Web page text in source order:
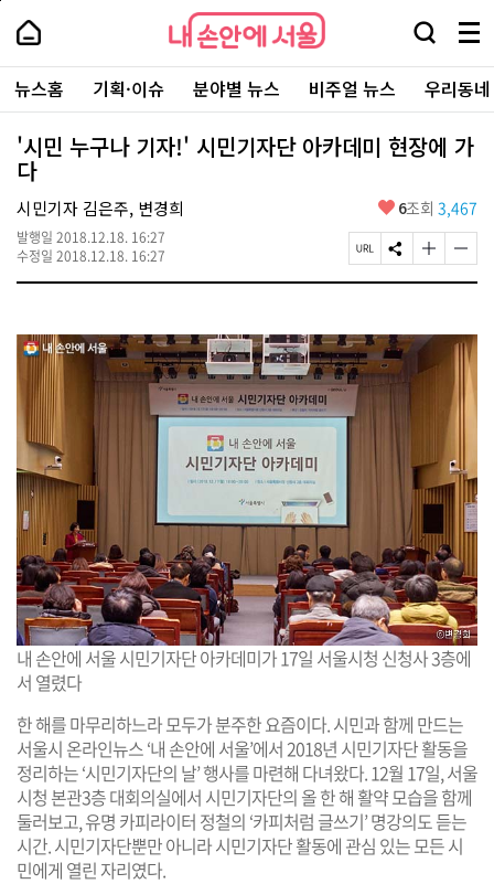
본
로
가
내
손
안
에
서
울
-
서
울
시
대
표
소
통
포
내
손
에
울
검
창
열
기
메
뉴
전
체
보
기
주
요
서
뉴스홈 기획·이슈 분야별 뉴스 비주얼 뉴스 우리동
'시민 누구나 기자!' 시민기자단 아카데미 현장에 가
다
시민기자 김은주, 변경희
발행일 2018.12.18. 16:27
수정일 2018.12.18. 16:27
좋
요
6조회 3,467
페
이
R
L
복
사
S
N
유
하
기
글
자
크
변
글
자
작
게
변
경
하
내 손안에 서울 시민기자단 아카데미가 17일 서울시청 신청사 3층에
서 열렸다
한 해를 마무리하느라 모두가 분주한 요즘이다. 시민과 함께 만드는
서울시 온라인뉴스 ‘내 손안에 서울’에서 2018년 시민기자단 활동을
정리하는 ‘시민기자단의 날’ 행사를 마련해 다녀왔다. 12월 17일, 서울
시청 본관3층 대회의실에서 시민기자단의 올 한 해 활약 모습을 함께
둘러보고, 유명 카피라이터 정철의 ‘카피처럼 글쓰기’ 명강의도 듣는
시간. 시민기자단뿐만 아니라 시민기자단 활동에 관심 있는 모든 시
민에게 열린 자리였다.
페
상
단
로